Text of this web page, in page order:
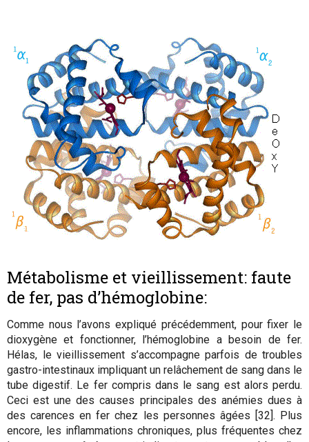
Métabolisme et vieillissement: faute
de fer, pas d’hémoglobine:
Comme nous l’avons expliqué précédemment, pour fixer le
dioxygène et fonctionner, l’hémoglobine a besoin de fer.
Hélas, le vieillissement s’accompagne parfois de troubles
gastro-intestinaux impliquant un relâchement de sang dans le
tube digestif. Le fer compris dans le sang est alors perdu.
Ceci est une des causes principales des anémies dues à
des carences en fer chez les personnes âgées [32]. Plus
encore, les inflammations chroniques, plus fréquentes chez